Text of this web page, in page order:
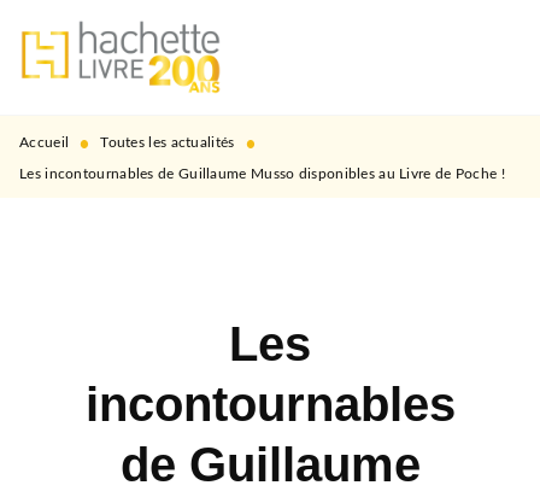
MENU RECHERCHE
PIED DE PAGE
Accueil • Toutes les actualités •
Les incontournables de Guillaume Musso disponibles au Livre de Poche !
Les
incontournables
de Guillaume